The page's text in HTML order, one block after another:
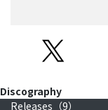
Discography
Releases（9）